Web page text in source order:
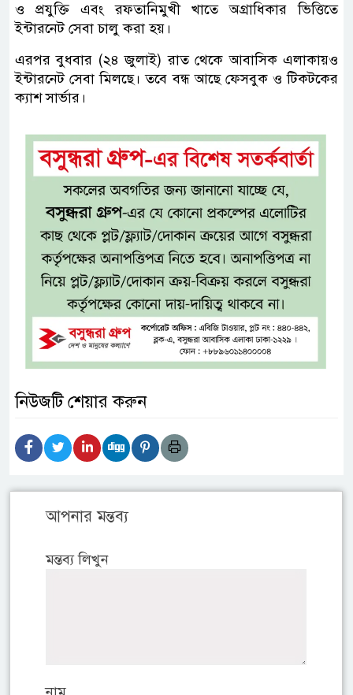
ও প্রযুক্তি এবং রফতানিমুখী খাতে অগ্রাধিকার ভিত্তিতে
ইন্টারনেট সেবা চালু করা হয়।
এরপর বুধবার (২৪ জুলাই) রাত থেকে আবাসিক এলাকায়ও
ইন্টারনেট সেবা মিলছে। তবে বন্ধ আছে ফেসবুক ও টিকটকের
ক্যাশ সার্ভার।
নিউজটি শেয়ার করুন
আপনার মন্তব্য
মন্তব্য লিখুন